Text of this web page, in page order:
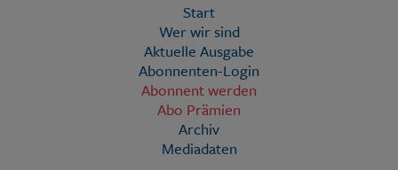
Start
Wer wir sind
Aktuelle Ausgabe
Abonnenten-Login
Abonnent werden
Abo Prämien
Archiv
Mediadaten